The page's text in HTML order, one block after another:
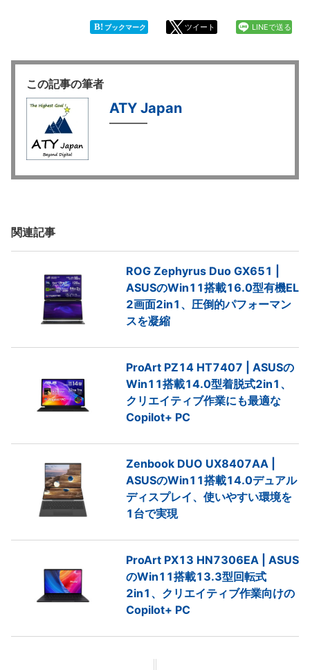
B! ブックマーク ツイート LINEで送る
この記事の筆者
ATY Japan
関連記事
ROG Zephyrus Duo GX651 |
ASUSのWin11搭載16.0型有機EL
2画面2in1、圧倒的パフォーマン
スを凝縮
ProArt PZ14 HT7407 | ASUSの
Win11搭載14.0型着脱式2in1、
クリエイティブ作業にも最適な
Copilot+ PC
Zenbook DUO UX8407AA |
ASUSのWin11搭載14.0デュアル
ディスプレイ、使いやすい環境を
1台で実現
ProArt PX13 HN7306EA | ASUS
のWin11搭載13.3型回転式
2in1、クリエイティブ作業向けの
Copilot+ PC